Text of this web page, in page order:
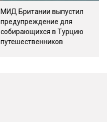
МИД Британии выпустил
предупреждение для
собирающихся в Турцию
путешественников